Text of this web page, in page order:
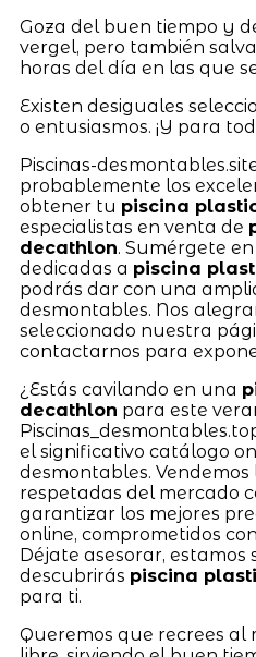
Goza del buen tiempo y
vergel, pero también
horas del día en las que
Existen desiguales
o entusiasmos. ¡Y para
Piscinas-
probablemente los
obtener tu piscina
especialistas en venta de
decathlon. Sumérgete
dedicadas a piscina
podrás dar con una
desmontables. Nos
seleccionado nuestra
contactarnos para
¿Estás cavilando en una
decathlon para este
el significativo catálogo
desmontables. Vendemos
respetadas del mercado
garantizar los mejores
online, comprometidos
Déjate asesorar, estamos
descubrirás piscina
para ti.
Queremos que recrees al